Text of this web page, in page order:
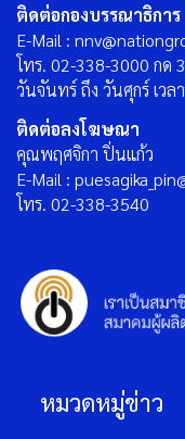
ติดต่อกองบรรณาธิการ
E-Mail :
โทร. 02-338-3000 กด 3
วันจันทร์ ถึง วันศุกร์ เว
ติดต่อลงโฆษณา
คุณพฤศจิกา ปิ่นแก้ว
E-Mail :
โทร. 02-338-3540
หมวดหมู่ข่าว